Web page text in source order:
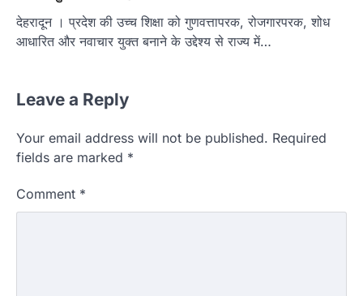
देहरादून । प्रदेश की उच्च शिक्षा को गुणवत्तापरक, रोजगारपरक, शोध
आधारित और नवाचार युक्त बनाने के उद्देश्य से राज्य में…
Leave a Reply
Your email address will not be published. Required
fields are marked *
Comment *